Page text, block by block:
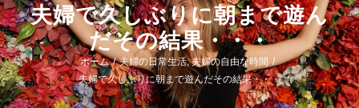
夫婦で久しぶりに朝まで遊ん
だその結果・・・
ホーム / 夫婦の日常生活,夫婦の自由な時間 /
夫婦で久しぶりに朝まで遊んだその結果・・・